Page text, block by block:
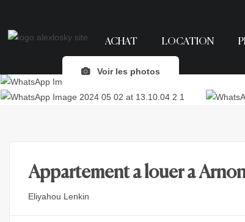
ACHAT LOCATION
Voir les photos
Appartement a louer a
Eliyahou Lenkin